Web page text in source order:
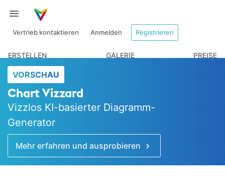
Vertrieb kontaktieren Anmelden Registrieren
ERSTELLEN GALERIE PREISE
VORSCHAU
Chart Vizzard
Vizzlos KI-basierter Diagramm-
Generator
Mehr erfahren und ausprobieren